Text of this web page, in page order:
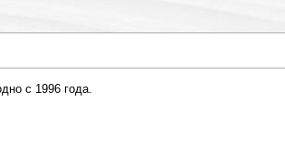
с 1996 года.